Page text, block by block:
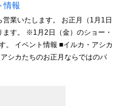
情報
業いたします。 お正月（1月1日
ます。 ※1月2日（金）のショー・
。 イベント情報 ■イルカ・アシカ
シカたちのお正月ならではのパ